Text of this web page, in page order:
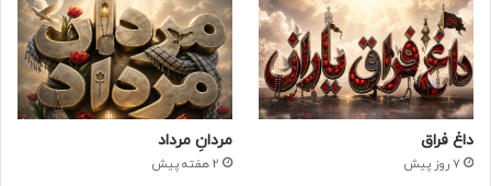
داغ فراق
7 روز پیش
مردانِ مرداد
2 هفته پیش